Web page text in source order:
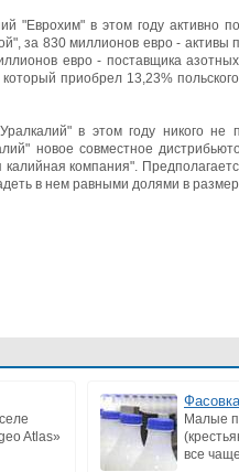
"Еврохим" в этом году активно
за 830 миллионов евро - активы
евро - поставщика
приобрел 13,23%
в этом году никого не
новое совместное
компания".
в нем равными долями в
Atlas»
Малые
все